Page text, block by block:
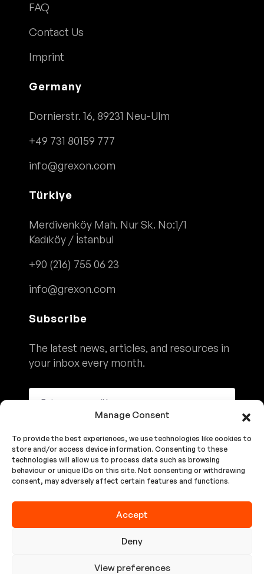
Manage Consent
To provide the best experiences, we use technologies like cookies to
store and/or access device information. Consenting to these
technologies will allow us to process data such as browsing
behaviour or unique IDs on this site. Not consenting or withdrawing
consent, may adversely affect certain features and functions.
Accept
Deny
View preferences
FAQ
Contact Us
Imprint
Germany
Dornierstr. 16, 89231 Neu-Ulm
+49 731 80159 777
info@grexon.com
Türkiye
Merdivenköy Mah. Nur Sk. No:1/1
Kadıköy / İstanbul
+90 (216) 755 06 23
info@grexon.com
Subscribe
The latest news, articles, and resources in
your inbox every month.
Subscribe
We'll Never Share Your Details. See Our Privacy Policy
Copyright © 2024 Grexon All rights reserved.